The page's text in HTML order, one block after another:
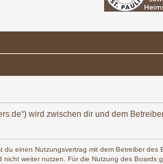
wird zwischen dir und dem
du einen Nutzungsvertrag mit dem Betreiber
weiter nutzen. Für die Nutzung des Boards